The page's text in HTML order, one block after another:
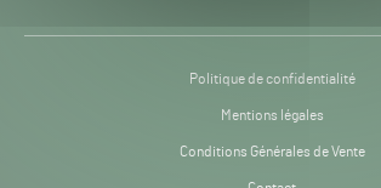
Politique de confidentialité
Mentions légales
Conditions Générales de Vente